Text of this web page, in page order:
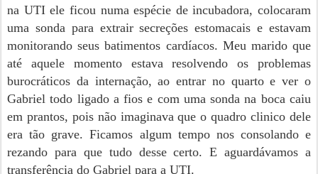
na UTI ele ficou numa espécie de incubadora, colocaram
uma sonda para extrair secreções estomacais e estavam
monitorando seus batimentos cardíacos. Meu marido que
até aquele momento estava resolvendo os problemas
burocráticos da internação, ao entrar no quarto e ver o
Gabriel todo ligado a fios e com uma sonda na boca caiu
em prantos, pois não imaginava que o quadro clinico dele
era tão grave. Ficamos algum tempo nos consolando e
rezando para que tudo desse certo. E aguardávamos a
transferência do Gabriel para a UTI.